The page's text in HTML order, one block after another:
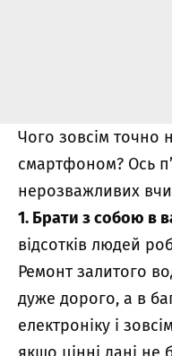
Чого зовсім точно
смартфоном? Ось
нерозважливих
1. Брати з собою в
відсотків людей
Ремонт залитого
дуже дорого, а в
електроніку і